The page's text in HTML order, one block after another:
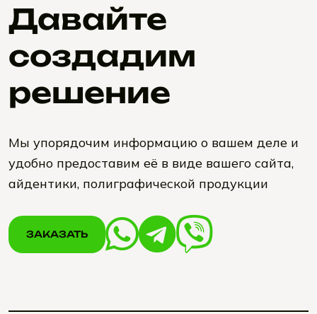
Давайте
создадим
решение
Мы упорядочим информацию о вашем деле и
удобно предоставим её в виде вашего сайта,
айдентики, полиграфической продукции
ЗАКАЗАТЬ